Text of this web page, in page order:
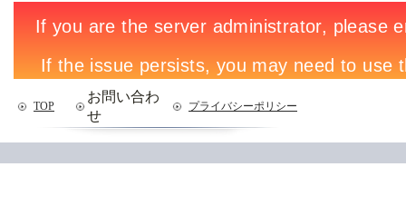
TOP
お問い合わ
せ
プライバシーポリシー